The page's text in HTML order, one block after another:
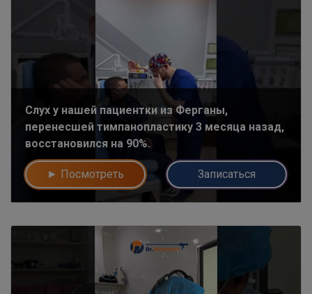
Слух у нашей пациентки из Ферганы,
перенесшей тимпанопластику 3 месяца назад,
восстановился на 90%.
► Посмотреть Записаться